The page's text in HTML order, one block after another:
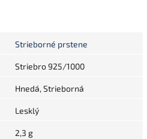
Strieborné prstene
Striebro 925/1000
Hnedá, Strieborná
Lesklý
2,3 g